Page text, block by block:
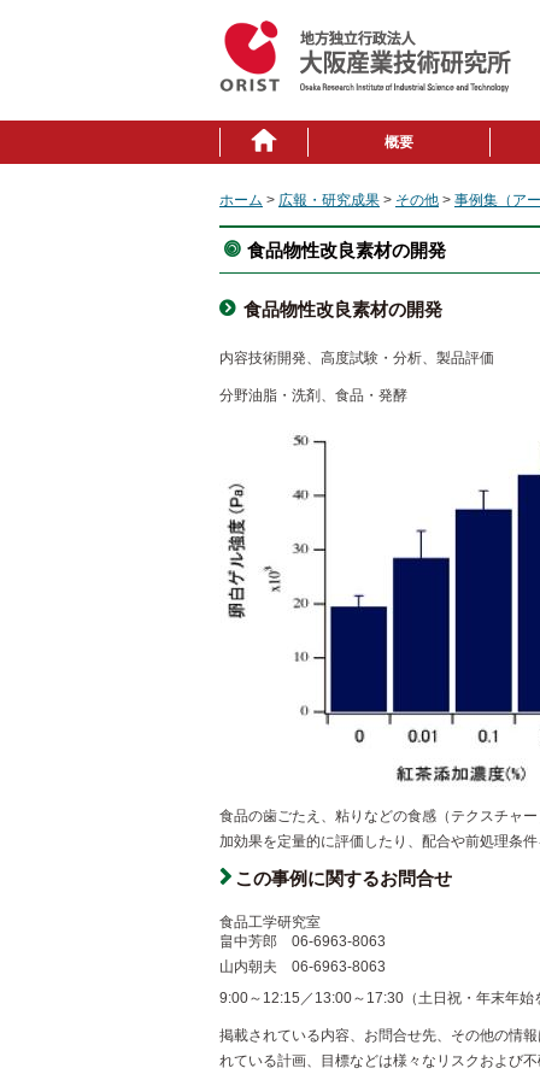
概要
ホーム > 広報・研究成果 > その他 > 事例集（ア
食品物性改良素材の開発
食品物性改良素材の開発
内容技術開発、高度試験・分析、製品評価
分野油脂・洗剤、食品・発酵
食品の歯ごたえ、粘りなどの食感（テクスチャ
加効果を定量的に評価したり、配合や前処理条
この事例に関するお問合せ
食品工学研究室
畠中芳郎 06-6963-8063
山内朝夫 06-6963-8063
9:00～12:15／13:00～17:30（土日祝・年末年始
掲載されている内容、お問合せ先、その他の情
れている計画、目標などは様々なリスクおよび